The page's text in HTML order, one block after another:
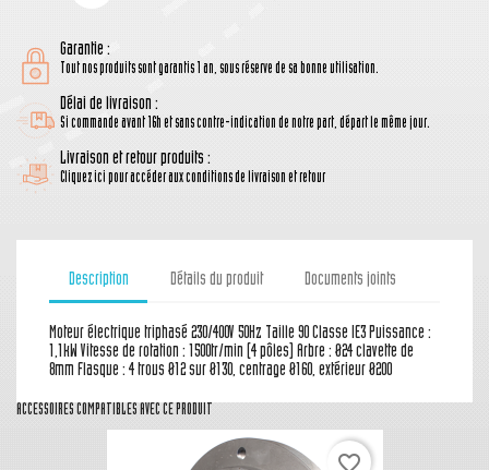
Garantie :
Tout nos produits sont garantis 1 an, sous réserve de sa bonne utilisation.
Délai de livraison :
Si commande avant 16h et sans contre-indication de notre part, départ le même jour.
Livraison et retour produits :
Cliquez ici pour accéder aux conditions de livraison et retour
Description Détails du produit Documents joints
Moteur électrique triphasé 230/400V 50Hz Taille 90 Classe IE3 Puissance :
1,1kW Vitesse de rotation : 1500tr/min (4 pôles) Arbre : Ø24 clavette de
8mm Flasque : 4 trous Ø12 sur Ø130, centrage Ø160, extérieur Ø200
ACCESSOIRES COMPATIBLES AVEC CE PRODUIT
favorite_border